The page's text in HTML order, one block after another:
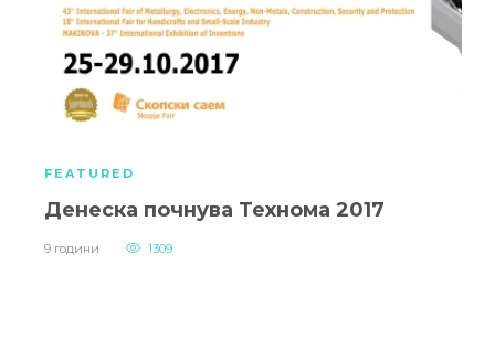
FEATURED
Денеска почнува Технома 2017
9 години 1309